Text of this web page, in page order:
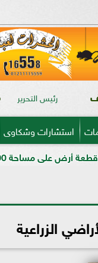
رئيس التحرير
استشارات وشكاوى
الزراعية